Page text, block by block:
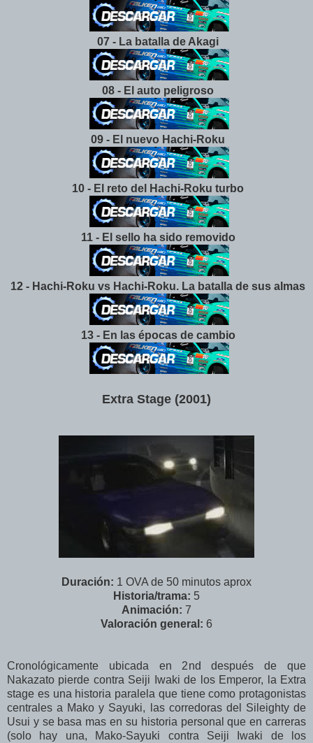
07 - La batalla de Akagi
08 - El auto peligroso
09 - El nuevo Hachi-Roku
10 - El reto del Hachi-Roku turbo
11 - El sello ha sido removido
12 - Hachi-Roku vs Hachi-Roku. La batalla de sus almas
13 - En las épocas de cambio
Extra Stage (2001)
Duración: 1 OVA de 50 minutos aprox
Historia/trama: 5
Animación: 7
Valoración general: 6
Cronológicamente ubicada en 2nd después de que
Nakazato pierde contra Seiji Iwaki de los Emperor, la Extra
stage es una historia paralela que tiene como protagonistas
centrales a Mako y Sayuki, las corredoras del Sileighty de
Usui y se basa mas en su historia personal que en carreras
(solo hay una, Mako-Sayuki contra Seiji Iwaki de los